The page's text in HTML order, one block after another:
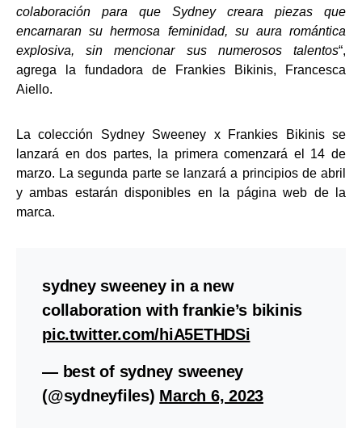
colaboración para que Sydney creara piezas que
encarnaran su hermosa feminidad, su aura romántica
explosiva, sin mencionar sus numerosos talentos“,
agrega la fundadora de Frankies Bikinis, Francesca
Aiello.
La colección Sydney Sweeney x Frankies Bikinis se
lanzará en dos partes, la primera comenzará el 14 de
marzo. La segunda parte se lanzará a principios de abril
y ambas estarán disponibles en la página web de la
marca.
sydney sweeney in a new
collaboration with frankie’s bikinis
pic.twitter.com/hiA5ETHDSi
— best of sydney sweeney
(@sydneyfiles) March 6, 2023